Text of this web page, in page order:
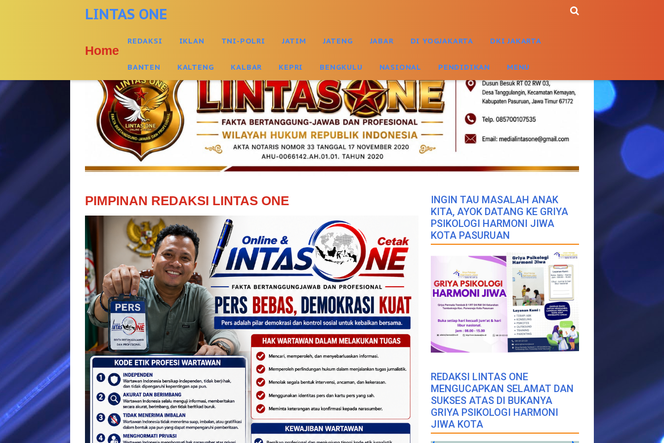
LINTAS ONE
Home
REDAKSI IKLAN TNI-POLRI JATIM JATENG JABAR DI YOGJAKARTA DKI JAKARTA
BANTEN KALTENG KALBAR KEPRI BENGKULU NASIONAL PENDIDIKAN MENU
PIMPINAN REDAKSI LINTAS ONE
INGIN TAU MASALAH ANAK
KITA, AYOK DATANG KE GRIYA
PSIKOLOGI HARMONI JIWA
KOTA PASURUAN
REDAKSI LINTAS ONE
MENGUCAPKAN SELAMAT DAN
SUKSES ATAS DI BUKANYA
GRIYA PSIKOLOGI HARMONI
JIWA KOTA